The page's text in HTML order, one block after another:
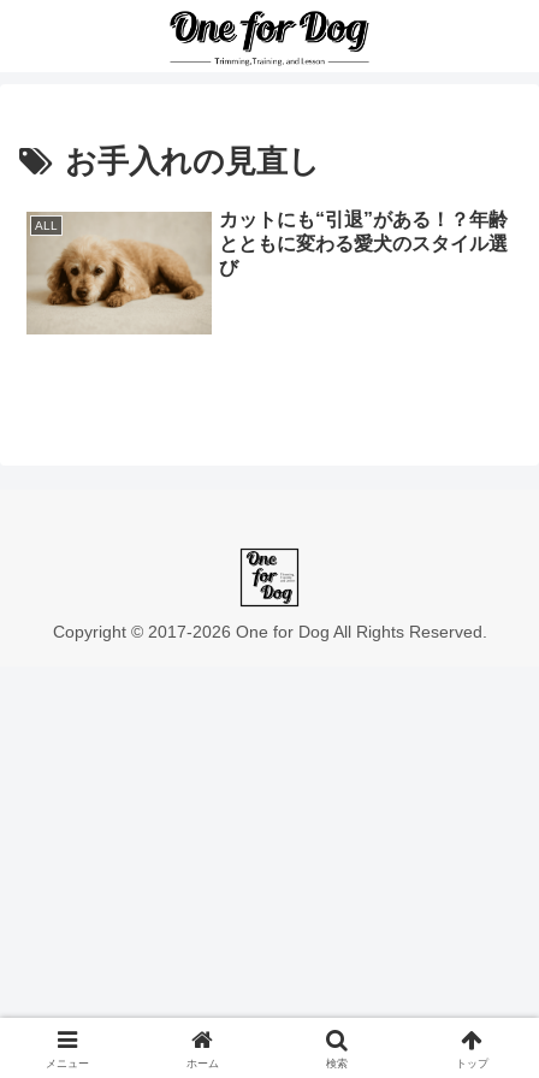
お手入れの見直し
ALL
カットにも“引退”がある！？年齢
とともに変わる愛犬のスタイル選
び
Copyright © 2017-2026 One for Dog All Rights Reserved.
メニュー ホーム 検索 トップ